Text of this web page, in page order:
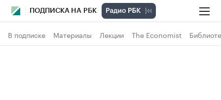
ПОДПИСКА НА РБК
В подписке Материалы Лекции The Economist